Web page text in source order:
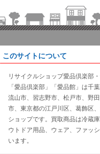
このサイトについて
リサイクルショップ愛品倶楽部
「愛品倶楽部」「愛品館」は千
流山市、習志野市、松戸市、野
市、東京都の江戸川区、葛飾区
ショップです。買取商品は冷蔵
ウトドア用品、ウェア、ファッ
います。